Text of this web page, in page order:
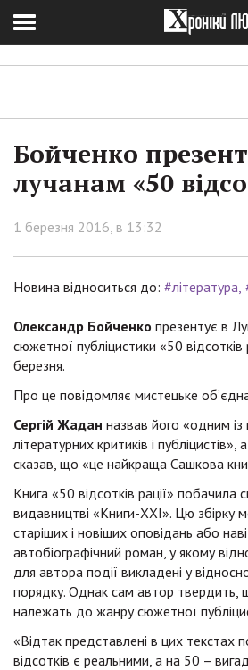
Бойченко
лучанам «50
1 березня 2016, в 13:32
Новина відноситься до: #література
Олександр Бойченко презентує в
сюжетної публіцистики «50 відсотків
березня.
Про це повідомляє мистецьке
Сергій Жадан назвав його «одним
літературних критиків і публіцистів», а
сказав, що «це найкраща Сашкова
Книга «50 відсотків рації» побачила
видавництві «Книги-ХХІ». Цю збірку
старіших і новіших оповідань або
автобіографічний роман, у якому
для автора події викладені у
порядку. Однак сам автор твердить,
належать до жанру сюжетної
«Відтак представлені в цих текстах
відсотків є реальними, а на 50 –